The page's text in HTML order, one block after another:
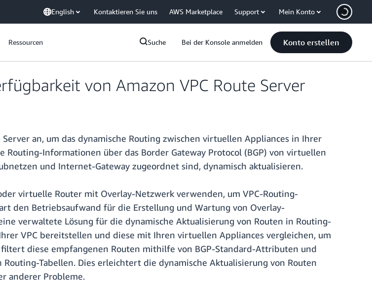
English Kontaktieren Sie uns AWS Marketplace Support Mein Konto
Ressourcen Suche Bei der Konsole anmelden Konto erstellen
von Amazon VPC Route Server
an, um das dynamische Routing zwischen virtuellen Appliances in Ihrer
Routing-Informationen über das Border Gateway Protocol (BGP) von virtuellen
und Internet-Gateway zugeordnet sind, dynamisch aktualisieren.
virtuelle Router mit Overlay-Netzwerk verwenden, um VPC-Routing-
den Betriebsaufwand für die Erstellung und Wartung von Overlay-
verwaltete Lösung für die dynamische Aktualisierung von Routen in Routing-
VPC bereitstellen und diese mit Ihren virtuellen Appliances vergleichen, um
diese empfangenen Routen mithilfe von BGP-Standard-Attributen und
Tabellen. Dies erleichtert die dynamische Aktualisierung von Routen
anderer Probleme.